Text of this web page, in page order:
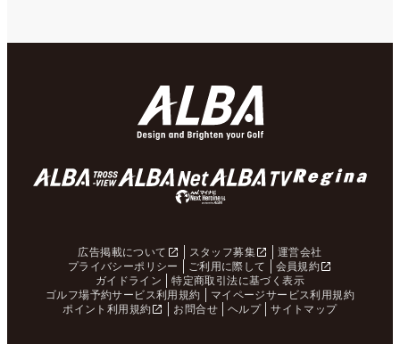
広告掲載について スタッフ募集
運営会社
プライバシーポリシー
ご利用に際して
会員規約
ガイドライン
特定商取引法に基づく表示
ゴルフ場予約サービス利用規約
マイページサービス利用規約
ポイント利用規約
お問合せ ヘルプ サイトマップ